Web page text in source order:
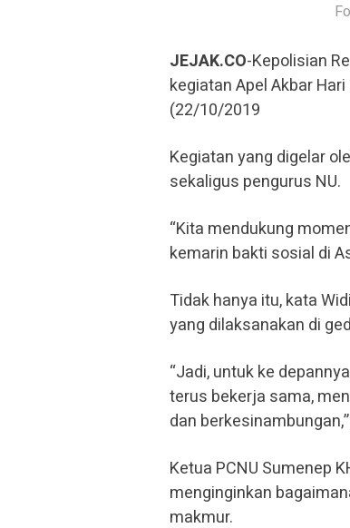
JEJAK.CO-Kepolisian
kegiatan Apel Akbar
(22/10/2019
Kegiatan yang digelar
sekaligus pengurus NU.
“Kita mendukung
kemarin bakti sosial di
Tidak hanya itu, kata
yang dilaksanakan di
“Jadi, untuk ke
terus bekerja sama,
dan
Ketua PCNU Sumenep
menginginkan
makmur.